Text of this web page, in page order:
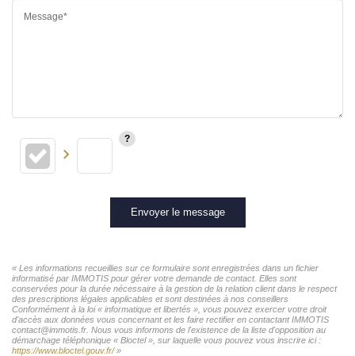
Message*
Envoyer le message
« Les informations recueillies sur ce formulaire sont enregistrées dans un fichier
informatisé par IMMOTIS pour gérer votre demande de contact. Elles sont
conservées pour la durée nécessaire à la gestion de la relation client dans le respect
des prescriptions légales applicables et sont destinées à nos conseillers
Conformément à la loi « informatique et libertés », vous pouvez exercer votre droit
d'accès aux données vous concernant et les faire rectifier en contactant IMMOTIS
contact@immotis.fr. Nous vous informons de l'existence de la liste d'opposition au
démarchage téléphonique « Bloctel », sur laquelle vous pouvez vous inscrire ici :
https://www.bloctel.gouv.fr/»